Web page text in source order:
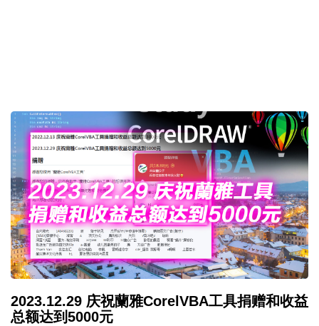
2023.12.29 庆祝蘭雅CorelVBA工具捐赠和收益
总额达到5000元